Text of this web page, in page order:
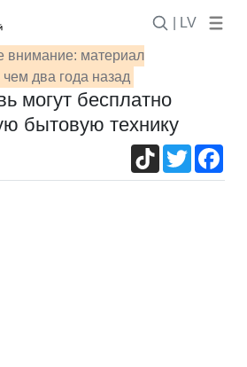
| LV
внимание: материал
два года назад
могут бесплатно
бытовую технику
TikTokTwitter